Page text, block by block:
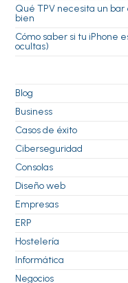
Qué TPV necesita un
bien
Cómo saber si tu iPhone
ocultas)
Blog
Business
Casos de éxito
Ciberseguridad
Consolas
Diseño web
Empresas
ERP
Hostelería
Informática
Negocios